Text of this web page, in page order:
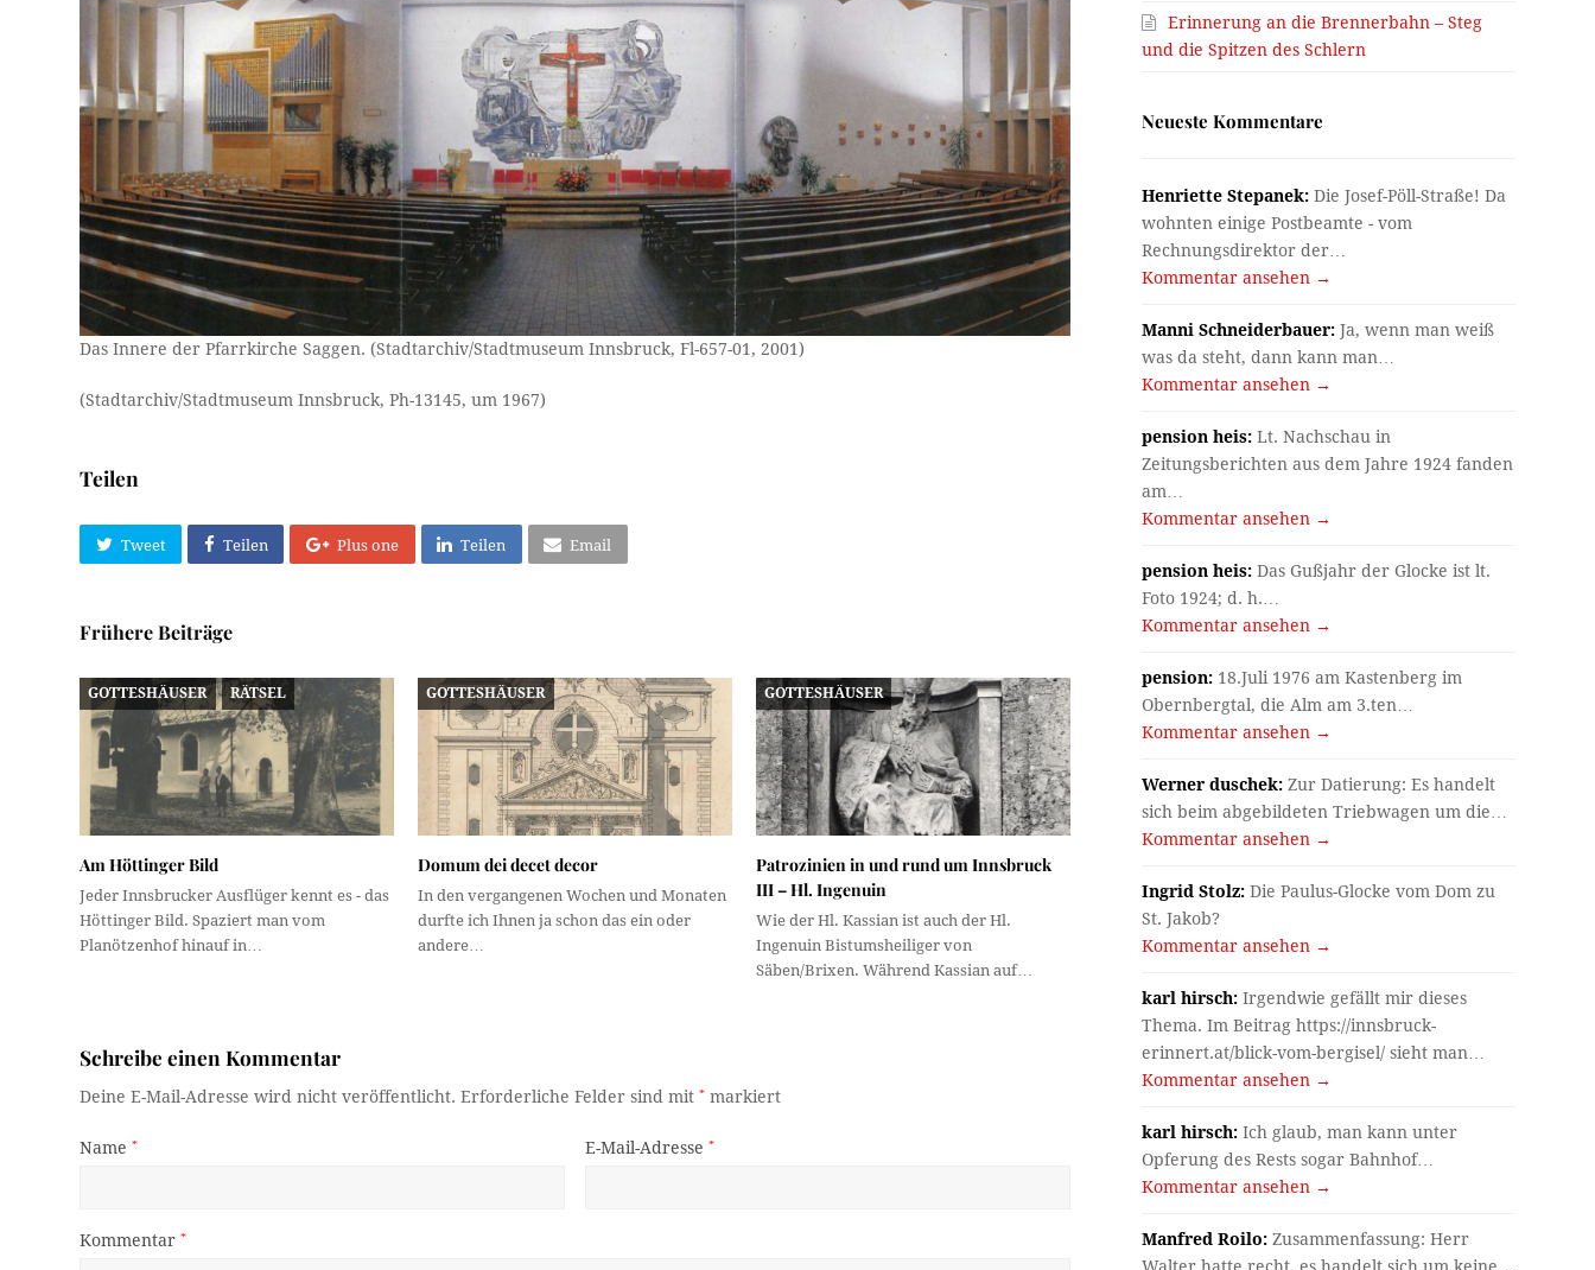
Das Innere der Pfarrkirche Saggen. (Stadtarchiv/Stadtmuseum Innsbruck, Fl-657-01, 2001)
(Stadtarchiv/Stadtmuseum Innsbruck, Ph-13145, um 1967)
Teilen
Tweet Teilen Plus one Teilen Email
Frühere Beiträge
GOTTESHÄUSER RÄTSEL
Am Höttinger Bild
Jeder Innsbrucker Ausflüger kennt es - das
Höttinger Bild. Spaziert man vom
Planötzenhof hinauf in…
GOTTESHÄUSER
Domum dei decet decor
In den vergangenen Wochen und Monaten
durfte ich Ihnen ja schon das ein oder
andere…
GOTTESHÄUSER
Patrozinien in und rund um Innsbruck
III – Hl. Ingenuin
Wie der Hl. Kassian ist auch der Hl.
Ingenuin Bistumsheiliger von
Säben/Brixen. Während Kassian auf…
Schreibe einen Kommentar
Deine E-Mail-Adresse wird nicht veröffentlicht. Erforderliche Felder sind mit* markiert
Name* E-Mail-Adresse *
Kommentar*
Erinnerung an die Brennerbahn – Steg
und die Spitzen des Schlern
Neueste Kommentare
Henriette Stepanek: Die Josef-Pöll-Straße! Da
wohnten einige Postbeamte - vom
Rechnungsdirektor der…
Kommentar ansehen →
Manni Schneiderbauer: Ja, wenn man weiß
was da steht, dann kann man…
Kommentar ansehen →
pension heis: Lt. Nachschau in
Zeitungsberichten aus dem Jahre 1924 fanden
am…
Kommentar ansehen →
pension heis: Das Gußjahr der Glocke ist lt.
Foto 1924; d. h.…
Kommentar ansehen →
pension: 18.Juli 1976 am Kastenberg im
Obernbergtal, die Alm am 3.ten…
Kommentar ansehen →
Werner duschek: Zur Datierung: Es handelt
sich beim abgebildeten Triebwagen um die…
Kommentar ansehen →
Ingrid Stolz: Die Paulus-Glocke vom Dom zu
St. Jakob?
Kommentar ansehen →
karl hirsch: Irgendwie gefällt mir dieses
Thema. Im Beitrag https://innsbruck-
erinnert.at/blick-vom-bergisel/ sieht man…
Kommentar ansehen →
karl hirsch: Ich glaub, man kann unter
Opferung des Rests sogar Bahnhof…
Kommentar ansehen →
Manfred Roilo: Zusammenfassung: Herr
Walter hatte recht, es handelt sich um keine…